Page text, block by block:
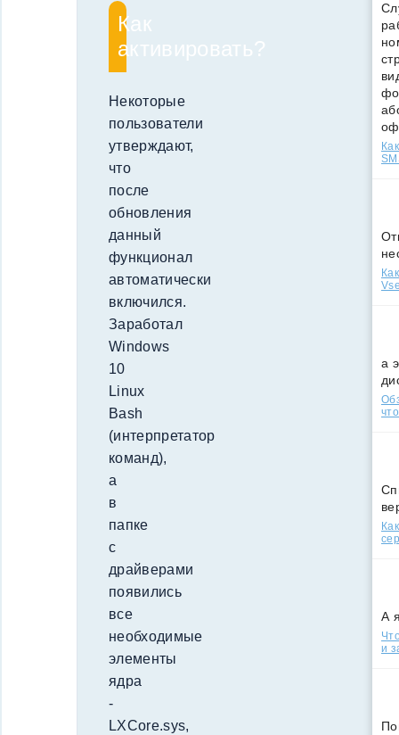
Как
активировать?
Некоторые
пользователи
утверждают,
что
после
обновления
данный
функционал
автоматически
включился.
Заработал
Windows
10
Linux
Bash
(интерпретатор
команд),
а
в
папке
с
драйверами
появились
все
необходимые
элементы
ядра
-
LXCore.sys,
а
А
и